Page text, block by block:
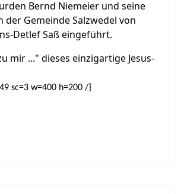
Bernd Niemeier und seine
der Gemeinde Salzwedel von
Detlef Saß eingeführt.
mir ..." dieses einzigartige Jesus-
sc=3 w=400 h=200 /}